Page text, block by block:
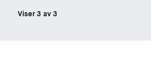
Viser 3 av 3